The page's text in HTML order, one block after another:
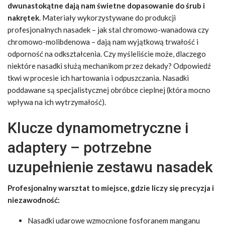
dwunastokątne dają nam świetne dopasowanie do śrub i
nakrętek. Materiały wykorzystywane do produkcji
profesjonalnych nasadek – jak stal chromowo-wanadowa czy
chromowo-molibdenowa – dają nam wyjątkową trwałość i
odporność na odkształcenia. Czy myśleliście może, dlaczego
niektóre nasadki służą mechanikom przez dekady? Odpowiedź
tkwi w procesie ich hartowania i odpuszczania. Nasadki
poddawane są specjalistycznej obróbce cieplnej (która mocno
wpływa na ich wytrzymałość).
Klucze dynamometryczne i
adaptery – potrzebne
uzupełnienie zestawu nasadek
Profesjonalny warsztat to miejsce, gdzie liczy się precyzja i
niezawodność:
Nasadki udarowe wzmocnione fosforanem manganu